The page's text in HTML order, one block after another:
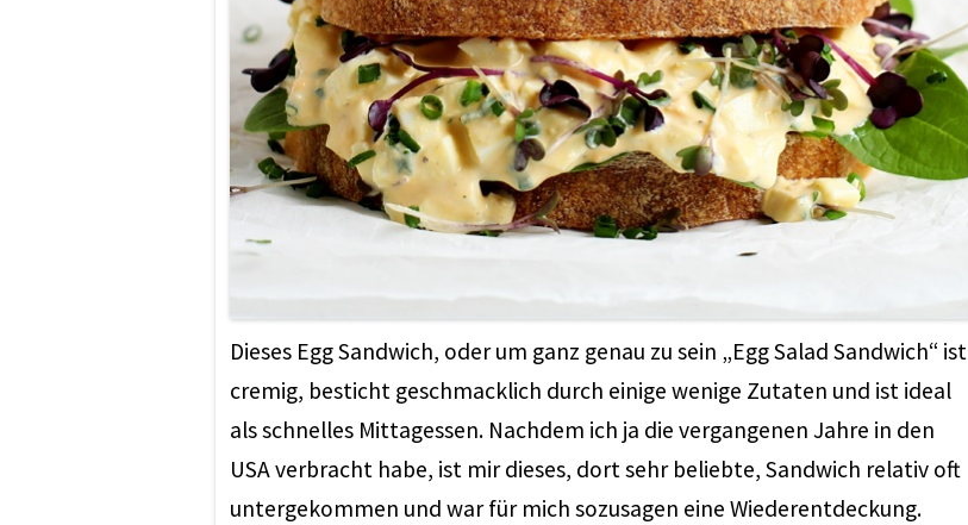
Dieses Egg Sandwich, oder um ganz genau zu sein „Egg Salad Sandwich“ ist
cremig, besticht geschmacklich durch einige wenige Zutaten und ist ideal
als schnelles Mittagessen. Nachdem ich ja die vergangenen Jahre in den
USA verbracht habe, ist mir dieses, dort sehr beliebte, Sandwich relativ oft
untergekommen und war für mich sozusagen eine Wiederentdeckung.